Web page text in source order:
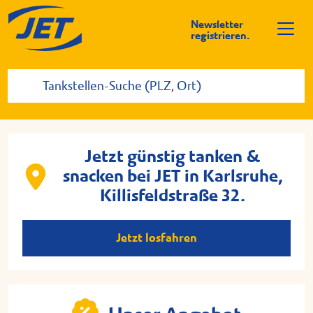
Newsletter
registrieren.
Jetzt günstig tanken &
snacken bei JET in Karlsruhe,
Killisfeldstraße 32.
Jetzt losfahren